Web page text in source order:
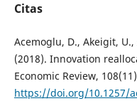
Citas
Acemoglu, D., Akeigit,
(2018). Innovation
Economic Review,
https://doi.org/10.1257/